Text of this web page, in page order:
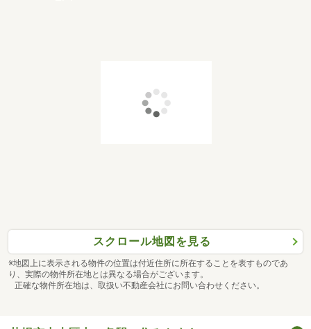
スクロール地図を見る
※地図上に表示される物件の位置は付近住所に所在することを表すものであ
り、実際の物件所在地とは異なる場合がございます。
正確な物件所在地は、取扱い不動産会社にお問い合わせください。